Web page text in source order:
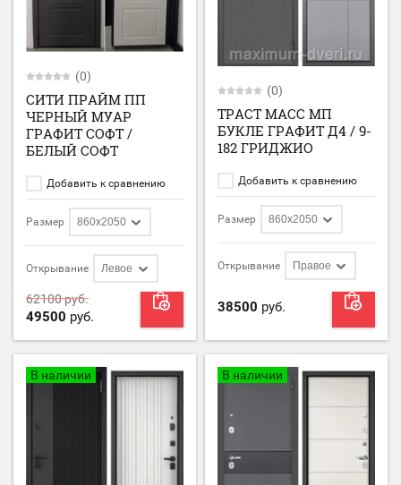
(0)
СИТИ ПРАЙМ ПП
ЧЕРНЫЙ МУАР
ГРАФИТ СОФТ /
БЕЛЫЙ СОФТ
Добавить к сравнению
Размер 860х2050
Открывание Левое
62100руб.
49500 руб.
(0)
ТРАСТ МАСС МП
БУКЛЕ ГРАФИТ Д4 / 9-
182 ГРИДЖИО
Добавить к сравнению
Размер 860х2050
Открывание Правое
38500 руб.
В наличии В наличии